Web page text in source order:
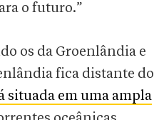
o futuro.”
os da Groenlândia e
fica distante do
situada em uma ampla